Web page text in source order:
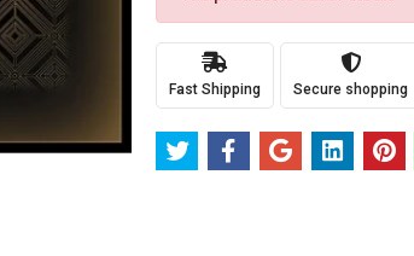
Fast Shipping Secure shopping